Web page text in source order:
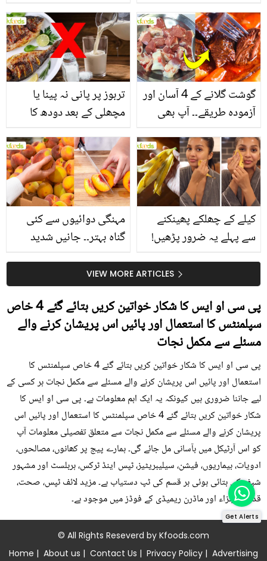
انگیز طبی فوائد
تربوز پر پانی نہ پینا یا
مچھلی کے بعد دودھ کا
سے متعلق غلط فہمیوں کی
حقیقت کیا ہے اور افواہ
کیا؟
گوشت گلانے کے 4 آسان اور
آزمودہ طریقے۔۔ آپ بھی
بتائے راز
مہنگی دوائیوں سے کئی
گناہ بہتر۔۔ جانیں شدید
کیوں کھانا چاہیے؟
کیلے کے چھلکے پھینکنے
سے پہلے یہ ضرور پڑھیں!
سستا اور قدرتی حلVIEW MORE ARTICLES
پی سی او ایس کا شکار خواتین کریں بتائے گئے 4 خاص
سپلمنٹس کا استعمال اور پائیں اس پریشان کرنے والے
مسئلے سے مکمل نجات
پی سی او ایس کا شکار خواتین کریں بتائے گئے 4 خاص سپلمنٹس کا
استعمال اور پائیں اس پریشان کرنے والے مسئلے سے مکمل نجات ہر کسی کے
لیے جاننا ضروری ہیں کیونکہ یہ ایک اہم معلومات ہے۔ پی سی او ایس کا
شکار خواتین کریں بتائے گئے 4 خاص سپلمنٹس کا استعمال اور پائیں اس
پریشان کرنے والے مسئلے سے مکمل نجات سے متعلق تفصیلی معلومات آپ
کو اس آرٹیکل میں بآسانی مل جائے گی۔ ہمارے پیج پر کھانوں، مصالحوں،
ادویات، بیماریوں، فیشن، سیلیبریٹیز، ٹپس اینڈ ٹرکس، ہربلسٹ اور مشہور
شیف کی بتائی ہوئی ہر قسم کی ٹپ دستیاب ہے۔ مزید لائف ٹپس، صحت،
قدرتی اجزاء اور ماڈرن ریمیڈی کے فوڈز میں موجود ہے۔
© All Rights Reseverd by Kfoods.com
Home | About us | Contact Us | Privacy Policy | Advertising
Get Alerts